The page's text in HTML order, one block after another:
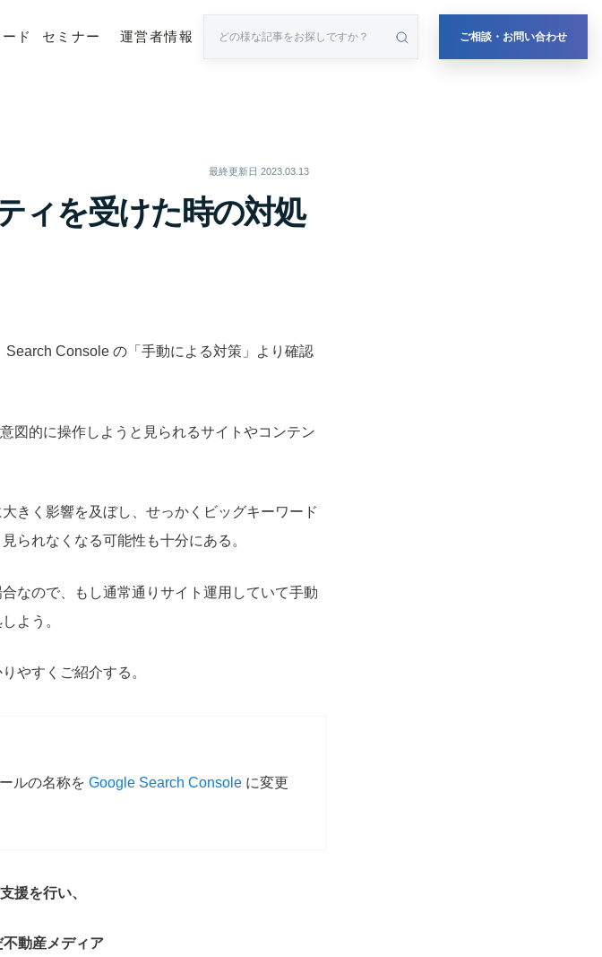
ド セミナー 運営者情報 ご相談・お問い合わせ
最終更新日 2023.03.13
ィを受けた時の対処
Console の「手動による対策」より確認
図的に操作しようと見られるサイトやコンテン
きく影響を及ぼし、せっかくビッグキーワード
られなくなる可能性も十分にある。
なので、もし通常通りサイト運用していて手動
よう。
やすくご紹介する。
ルの名称を Google Search Console に変更
援を行い、
動産メディア